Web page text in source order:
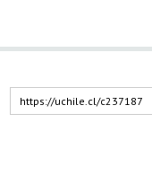
https://uchile.cl/c237187